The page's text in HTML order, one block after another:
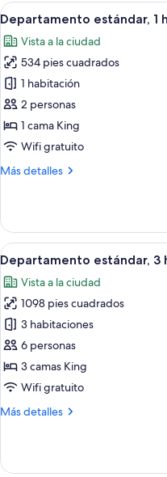
habitaciones
Abrir
todas
las
fotos
de
Departamento
estándar,
1
habitación
7
Departamento estándar, 1
Vista a la ciudad
534 pies cuadrados
1 habitación
2 personas
1 cama King
Wifi gratuito
Más detalles
Más
estándar,
habitación
Abrir
todas
las
fotos
de
Departamento
estándar,
3
habitaciones
7
Departamento estándar, 3
Vista a la ciudad
1098 pies cuadrados
3 habitaciones
6 personas
3 camas King
Wifi gratuito
Más detalles
Más
estándar,